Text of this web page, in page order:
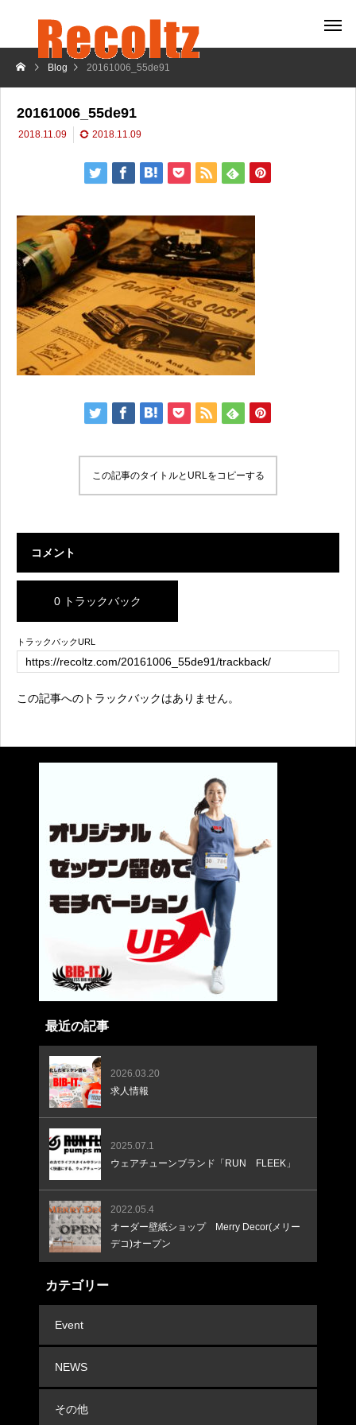
Blog 20161006_55de91
20161006_55de91
2018.11.09 2018.11.09
この記事のタイトルとURLをコピーする
コメント
0 トラックバック
トラックバックURL
この記事へのトラックバックはありません。
最近の記事
2026.03.20
求人情報
2025.07.1
ウェアチューンブランド「RUN FLEEK」
2022.05.4
オーダー壁紙ショップ Merry Decor(メリー
デコ)オープン
カテゴリー
Event
NEWS
その他